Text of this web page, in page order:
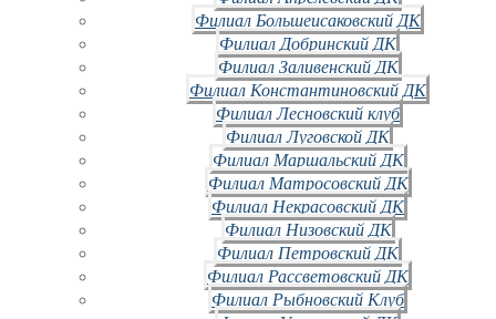
Филиал Большеисаковский ДК
Филиал Добринский ДК
Филиал Заливенский ДК
Филиал Константиновский ДК
Филиал Лесновский клуб
Филиал Луговской ДК
Филиал Маршальский ДК
Филиал Матросовский ДК
Филиал Некрасовский ДК
Филиал Низовский ДК
Филиал Петровский ДК
Филиал Рассветовский ДК
Филиал Рыбновский Клуб